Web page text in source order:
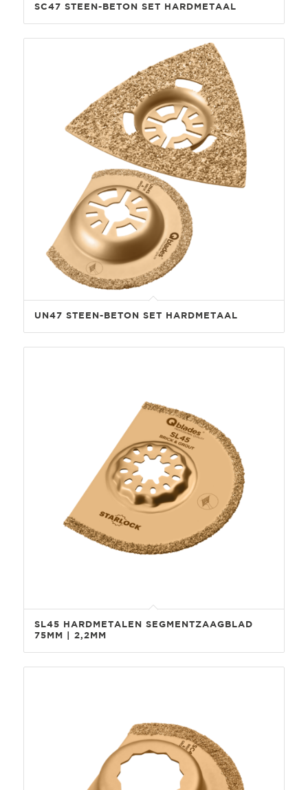
SC47 STEEN-BETON SET HARDMETAAL
UN47 STEEN-BETON SET HARDMETAAL
SL45 HARDMETALEN SEGMENTZAAGBLAD
75MM | 2,2MM